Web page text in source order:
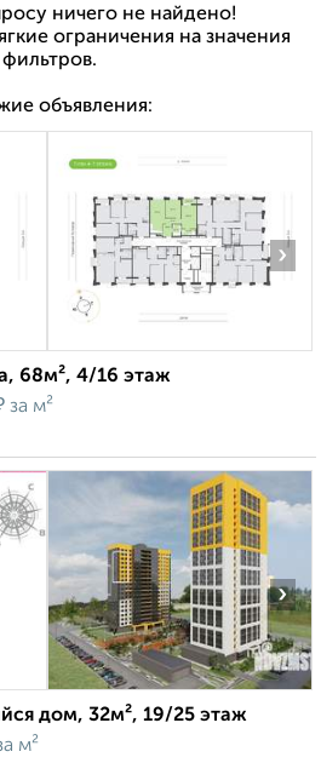
ничего не найдено!
ограничения на значения
фильтров.
объявления:
›
68м², 4/16 этаж
за м²
›
дом, 32м², 19/25 этаж
м²